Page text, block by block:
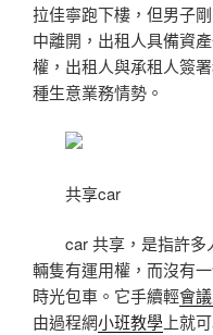
拉佳寧跑下樓，但男子
中離開，出租人具備資
權，出租人與承租人簽
種生意業務情勢。
共享car
car 共享，是指許多
輛隻有運用權，而沒有
時光包車。它手續輕會
由過程網小班教學 上就